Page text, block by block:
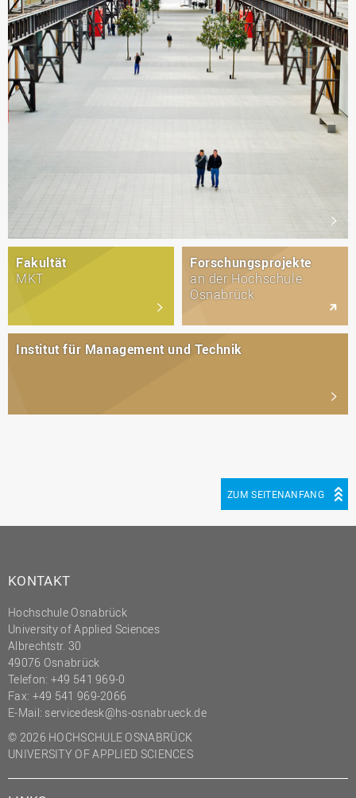
Fakultät
MKT
Forschungsprojekte
an der Hochschule
Osnabrück
Institut für Management und Technik
ZUM SEITENANFANG
KONTAKT
Hochschule Osnabrück
University of Applied Sciences
Albrechtstr. 30
49076 Osnabrück
Telefon: +49 541 969-0
Fax: +49 541 969-2066
E-Mail: servicedesk@hs-osnabrueck.de
© 2026 HOCHSCHULE OSNABRÜCK
UNIVERSITY OF APPLIED SCIENCES